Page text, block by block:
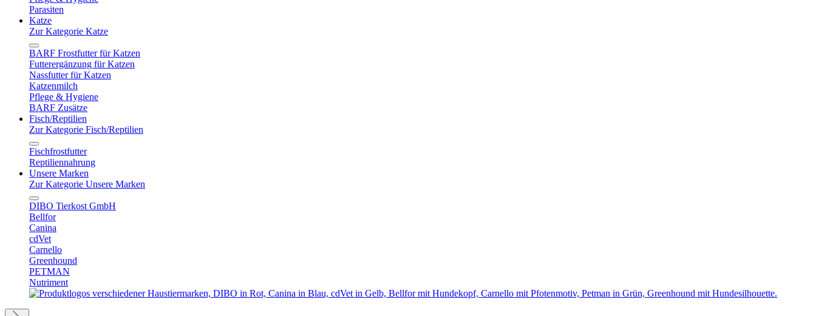
Parasiten
Katze
Zur Kategorie Katze
BARF Frostfutter für Katzen
Futterergänzung für Katzen
Nassfutter für Katzen
Katzenmilch
Pflege & Hygiene
BARF Zusätze
Fisch/Reptilien
Zur Kategorie Fisch/Reptilien
Fischfrostfutter
Reptiliennahrung
Unsere Marken
Zur Kategorie Unsere Marken
DIBO Tierkost GmbH
Bellfor
Canina
cdVet
Carnello
Greenhound
PETMAN
Nutriment